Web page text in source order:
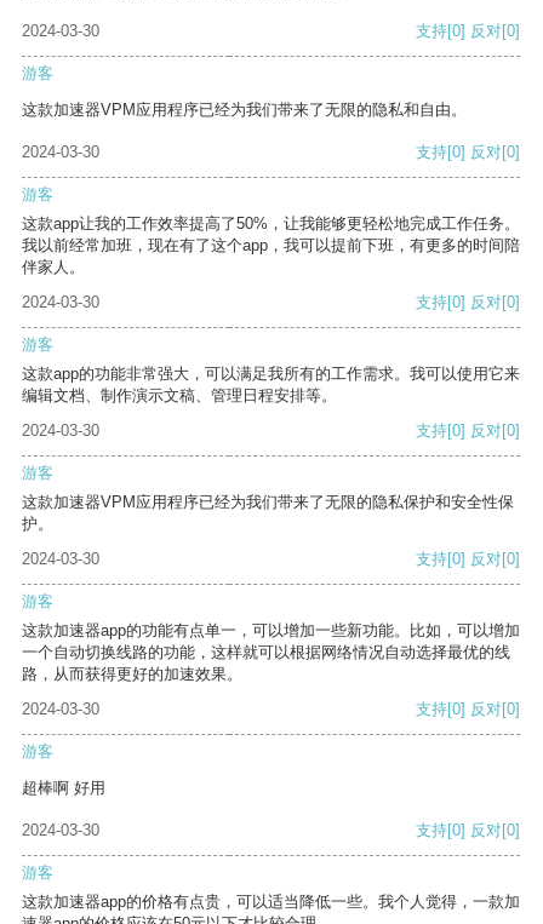
2024-03-30 支持[0] 反对[0]
游客
这款加速器VPM应用程序已经为我们带来了无限的隐私和自由。
2024-03-30 支持[0] 反对[0]
游客
这款app让我的工作效率提高了50%，让我能够更轻松地完成工作任务。
我以前经常加班，现在有了这个app，我可以提前下班，有更多的时间陪
伴家人。
2024-03-30
支持[0] 反对[0]
游客
这款app的功能非常强大，可以满足我所有的工作需求。我可以使用它来
编辑文档、制作演示文稿、管理日程安排等。
2024-03-30
支持[0] 反对[0]
游客
这款加速器VPM应用程序已经为我们带来了无限的隐私保护和安全性保
护。
2024-03-30
支持[0] 反对[0]
游客
这款加速器app的功能有点单一，可以增加一些新功能。比如，可以增加
一个自动切换线路的功能，这样就可以根据网络情况自动选择最优的线
路，从而获得更好的加速效果。
2024-03-30
支持[0] 反对[0]
游客
超棒啊 好用
2024-03-30 支持[0] 反对[0]
游客
这款加速器app的价格有点贵，可以适当降低一些。我个人觉得，一款加